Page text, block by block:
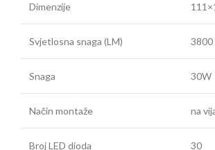
Dimenzije
Svjetlosna snaga (LM) 3800
Snaga 30W
Način montaže na
Broj LED dioda 30